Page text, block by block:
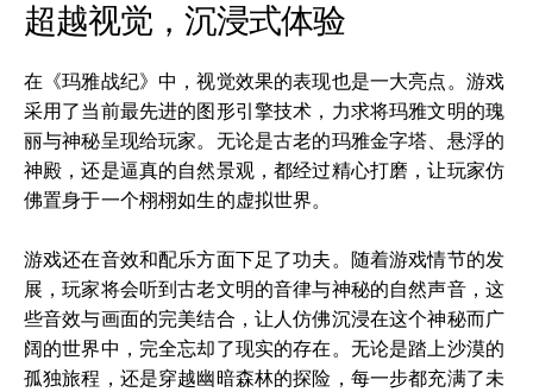
超越视觉，沉浸式体验
在《玛雅战纪》中，视觉效果的表现也是一大亮点。游戏
采用了当前最先进的图形引擎技术，力求将玛雅文明的瑰
丽与神秘呈现给玩家。无论是古老的玛雅金字塔、悬浮的
神殿，还是逼真的自然景观，都经过精心打磨，让玩家仿
佛置身于一个栩栩如生的虚拟世界。
游戏还在音效和配乐方面下足了功夫。随着游戏情节的发
展，玩家将会听到古老文明的音律与神秘的自然声音，这
些音效与画面的完美结合，让人仿佛沉浸在这个神秘而广
阔的世界中，完全忘却了现实的存在。无论是踏上沙漠的
孤独旅程，还是穿越幽暗森林的探险，每一步都充满了未